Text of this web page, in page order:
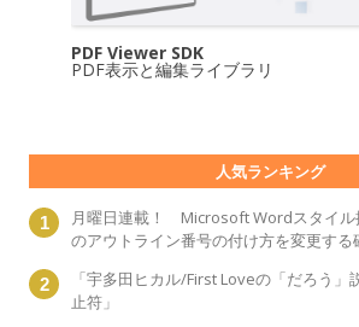
PDF Viewer SDK
PDF表示と編集ライブラリ
人気ランキング
月曜日連載！ Microsoft Wordスタイ
のアウトライン番号の付け方を変更す
「宇多田ヒカル/First Loveの「だろう」
止符」